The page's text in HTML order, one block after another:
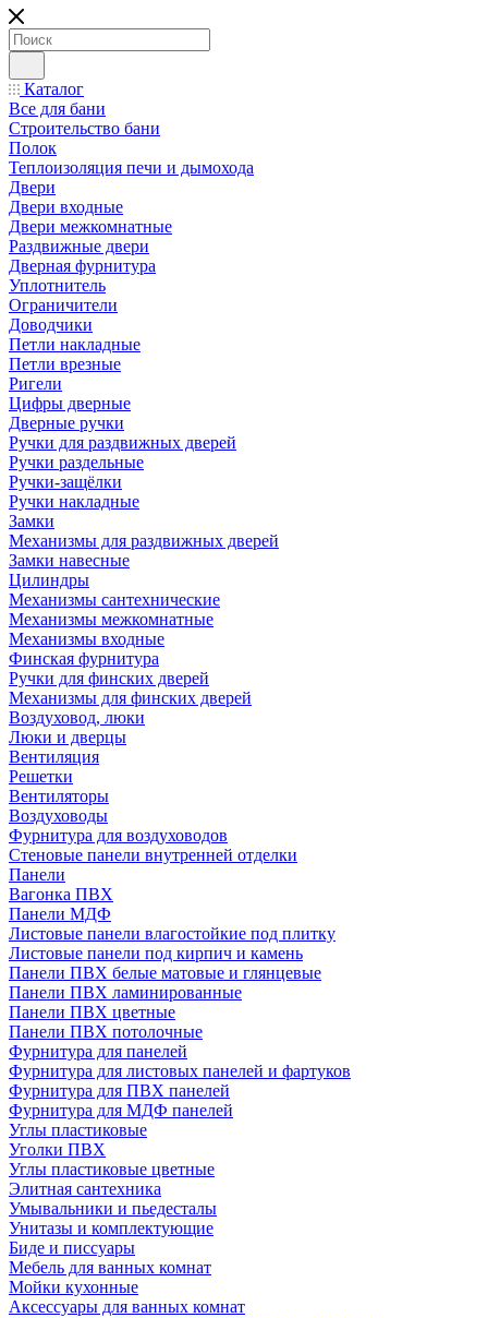
Каталог
Все для бани
Строительство бани
Полок
Теплоизоляция печи и дымохода
Двери
Двери входные
Двери межкомнатные
Раздвижные двери
Дверная фурнитура
Уплотнитель
Ограничители
Доводчики
Петли накладные
Петли врезные
Ригели
Цифры дверные
Дверные ручки
Ручки для раздвижных дверей
Ручки раздельные
Ручки-защёлки
Ручки накладные
Замки
Механизмы для раздвижных дверей
Замки навесные
Цилиндры
Механизмы сантехнические
Механизмы межкомнатные
Механизмы входные
Финская фурнитура
Ручки для финских дверей
Механизмы для финских дверей
Воздуховод, люки
Люки и дверцы
Вентиляция
Решетки
Вентиляторы
Воздуховоды
Фурнитура для воздуховодов
Стеновые панели внутренней отделки
Панели
Вагонка ПВХ
Панели МДФ
Листовые панели влагостойкие под плитку
Листовые панели под кирпич и камень
Панели ПВХ белые матовые и глянцевые
Панели ПВХ ламинированные
Панели ПВХ цветные
Панели ПВХ потолочные
Фурнитура для панелей
Фурнитура для листовых панелей и фартуков
Фурнитура для ПВХ панелей
Фурнитура для МДФ панелей
Углы пластиковые
Уголки ПВХ
Углы пластиковые цветные
Элитная сантехника
Умывальники и пьедесталы
Унитазы и комплектующие
Биде и писсуары
Мебель для ванных комнат
Мойки кухонные
Аксессуары для ванных комнат